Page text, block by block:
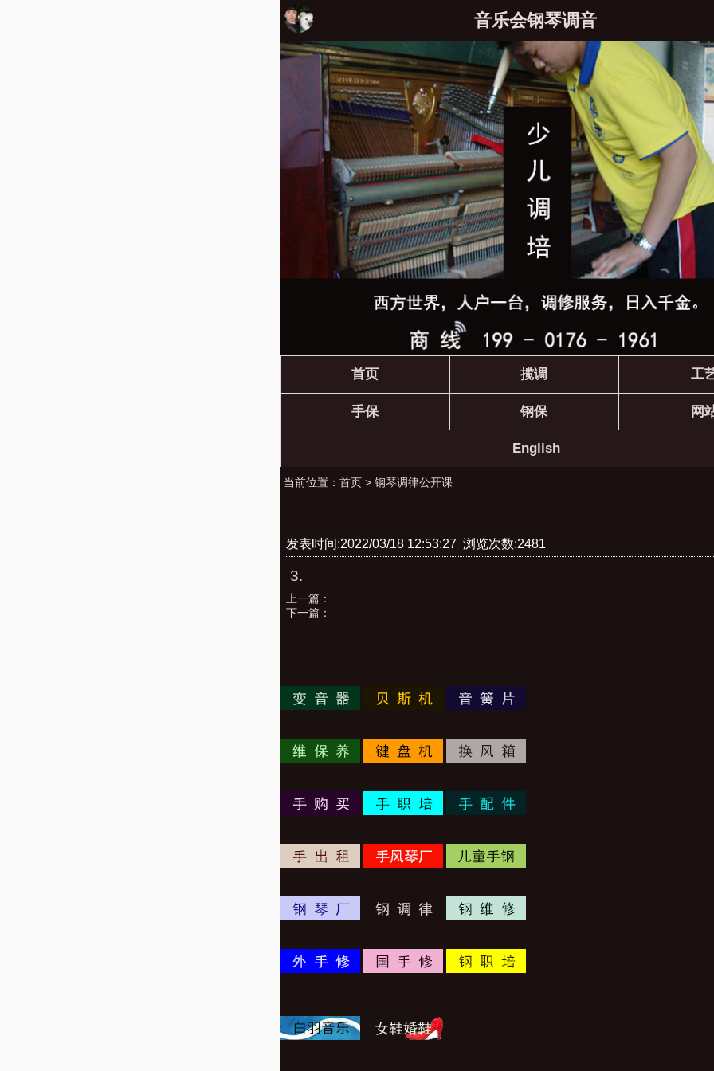
音乐会钢琴调音
首页 揽调 工
手保 钢保 网
English
当前位置： 首页 > 钢琴调律公开课
发表时间:2022/03/18 12:53:27 浏览次数:2481
3.
上一篇：
下一篇：